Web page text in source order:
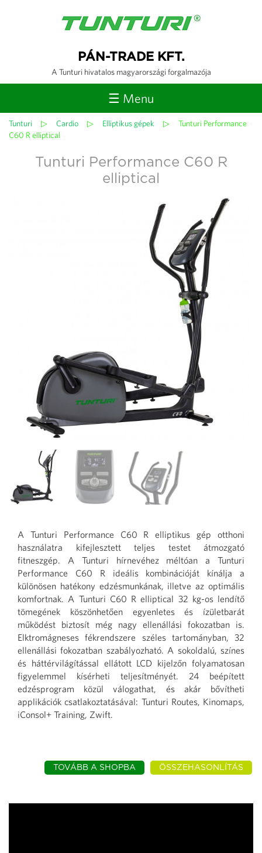
PÁN-TRADE KFT.
A Tunturi hivatalos magyarországi forgalmazója
☰ Menu
Jelenlegi
Tunturi ▷ Cardio ▷ Elliptikus gépek ▷
Tunturi Performance
C60 R elliptical
Tunturi Performance C60 R
elliptical
A Tunturi Performance C60 R elliptikus gép otthoni
használatra kifejlesztett teljes testet átmozgató
fitneszgép. A Tunturi hírnevéhez méltóan a Tunturi
Performance C60 R ideális kombinációját kínálja a
különösen hatékony edzésmunkának, illetve az optimális
komfortnak. A Tunturi C60 R elliptical 32 kg-os lendítő
tömegének köszönhetően egyenletes és ízületbarát
működést biztosít még nagy ellenállási fokozatban is.
Elktromágneses fékrendszere széles tartományban, 32
ellenállási fokozatban szabályozható. A sokoldalú, színes
és háttérvilágítással ellátott LCD kijelzőn folyamatosan
figyelemmel kísérheti teljesítményét. 24 beépített
edzésprogram közül válogathat, és akár bővítheti
applikációk csatlakoztatásával: Tunturi Routes, Kinomaps,
iConsol+ Training, Zwift.
TOVÁBB A SHOPBA ÖSSZEHASONLÍTÁS